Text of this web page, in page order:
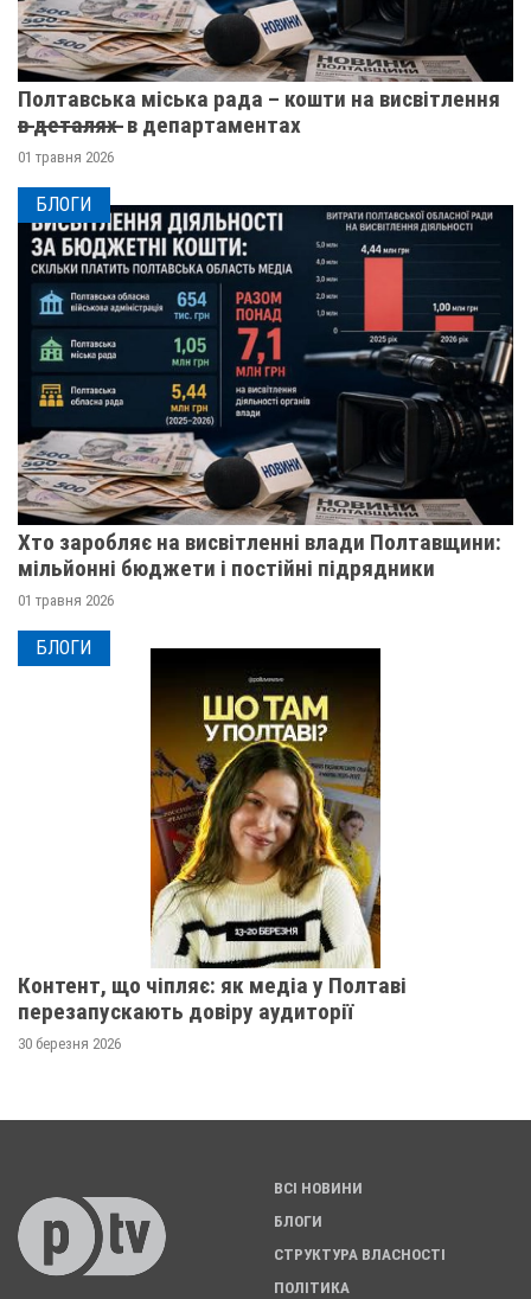
Полтавська міська рада – кошти на висвітлення
в̶ ̶д̶е̶т̶а̶л̶я̶х̶ ̶ в департаментах
01 травня 2026
БЛОГИ
Хто заробляє на висвітленні влади Полтавщини:
мільйонні бюджети і постійні підрядники
01 травня 2026
БЛОГИ
Контент, що чіпляє: як медіа у Полтаві
перезапускають довіру аудиторії
30 березня 2026
ВСІ НОВИНИ
БЛОГИ
СТРУКТУРА ВЛАСНОСТІ
ПОЛІТИКА